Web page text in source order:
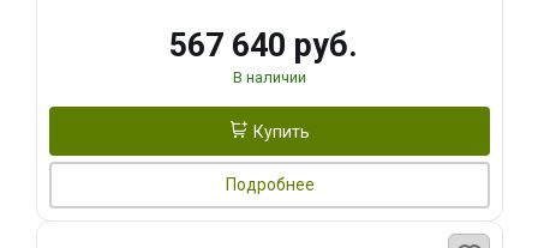
567 640 руб.
В наличии
Купить
Подробнее